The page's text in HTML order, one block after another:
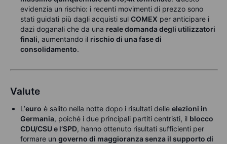
evidenzia un rischio: i recenti movimenti di prezzo sono
stati guidati più dagli acquisti sul COMEX per anticipare i
dazi doganali che da una reale domanda degli utilizzatori
finali, aumentando il rischio di una fase di
consolidamento.
Valute
L’euro è salito nella notte dopo i risultati delle elezioni in
Germania, poiché i due principali partiti centristi, il blocco
CDU/CSU e l’SPD, hanno ottenuto risultati sufficienti per
formare un governo di maggioranza senza il supporto di